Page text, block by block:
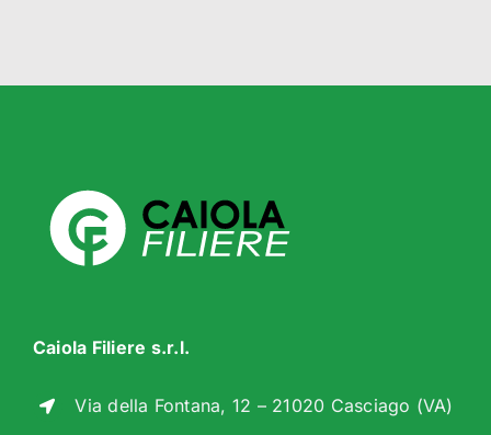
Caiola Filiere s.r.l.
Via della Fontana, 12 – 21020 Casciago (VA)